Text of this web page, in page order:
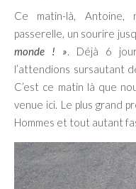
Ce matin-là, Antoine,
passerelle, un sourire
monde ! ». Déjà 6
l’attendions sursautant
C’est ce matin là que
venue ici. Le plus grand
Hommes et tout autant